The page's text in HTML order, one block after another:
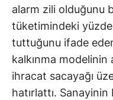
alarm zili olduğunu
tüketimindeki yüzde
tuttuğunu ifade
kalkınma modelinin
ihracat sacayağı
hatırlattı.